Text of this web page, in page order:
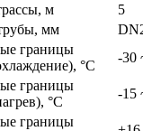
м
5
мм
границы
°C
-30
границы
°C
-15
границы